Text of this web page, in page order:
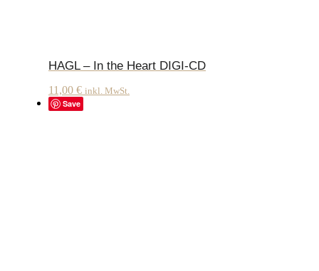
HAGL – In the Heart DIGI-CD
11,00 € inkl. MwSt.
Save